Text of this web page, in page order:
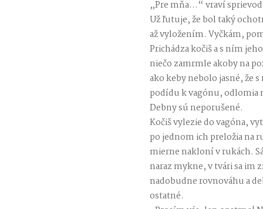
„Pre mňa…“ vraví
Už ľutuje, že bol taký
až vyložením. Vyčkám,
Prichádza kočiš a s ním
niečo zamrmle akoby na
ako keby nebolo jasné, že
podídu k vagónu, odlomia
Debny sú neporušené.
Kočiš vylezie do vagóna,
po jednom ich preložia na
mierne nakloní v rukách.
naraz mykne, v tvári sa im
nadobudne rovnováhu a
ostatné.